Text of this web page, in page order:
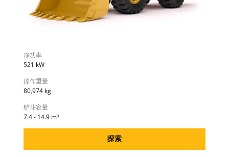
净功率
521 kW
操作重量
80,974 kg
铲斗容量
7.4 - 14.9 m³
探索